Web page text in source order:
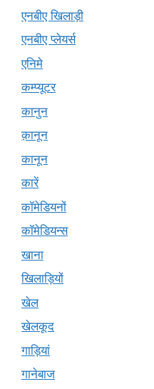
एनबीए खिलाड़ी
एनबीए प्लेयर्स
एनिमे
कम्प्यूटर
कानुन
क़ानून
कानून
कारें
कॉमेडियनों
कॉमेडियन्स
खाना
खिलाड़ियों
खेल
खेलकूद
गाड़ियां
गानेबाज